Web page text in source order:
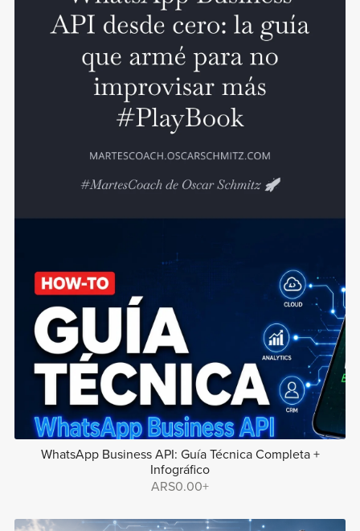
WhatsApp Business API: Guía Técnica Completa +
Infográfico
ARS0.00+